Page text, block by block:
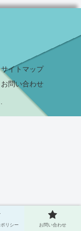
サイトマップ
お問い合わせ
リシー お問い合わせ